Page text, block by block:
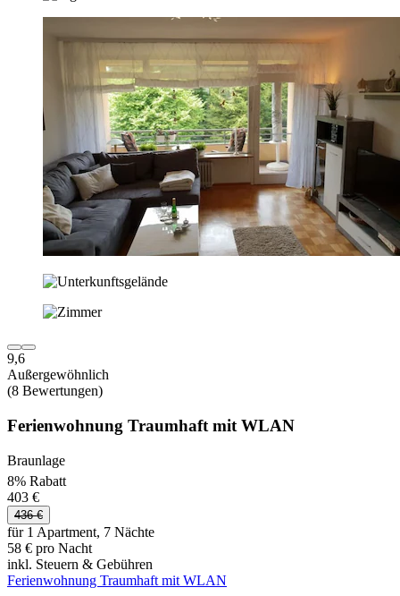
9,6
Außergewöhnlich
(8 Bewertungen)
Ferienwohnung Traumhaft mit WLAN
Braunlage
8% Rabatt
403 €
436 €
für 1 Apartment, 7 Nächte
58 € pro Nacht
inkl. Steuern & Gebühren
Ferienwohnung Traumhaft mit WLAN